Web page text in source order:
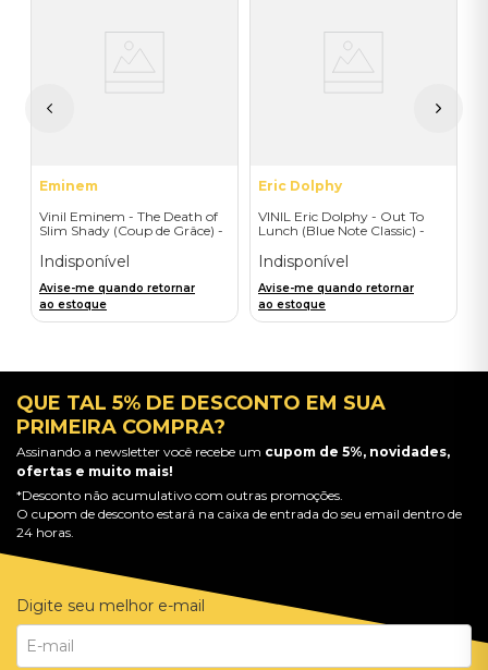
Eminem
Vinil Eminem - The Death of
Slim Shady (Coup de Grâce) -
Indisponível
Avise-me quando retornar
ao estoque
Eric Dolphy
VINIL Eric Dolphy - Out To
Lunch (Blue Note Classic) -
Indisponível
Avise-me quando retornar
ao estoque
QUE TAL 5% DE DESCONTO EM SUA
PRIMEIRA COMPRA?
Assinando a newsletter você recebe um cupom de 5%, novidades,
ofertas e muito mais!
*Desconto não acumulativo com outras promoções.
O cupom de desconto estará na caixa de entrada do seu email dentro de
24 horas.
Digite seu melhor e-mail